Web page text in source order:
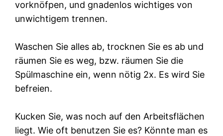
vorknöfpen, und gnadenlos wichtiges von
unwichtigem trennen.
Waschen Sie alles ab, trocknen Sie es ab und
räumen Sie es weg, bzw. räumen Sie die
Spülmaschine ein, wenn nötig 2x. Es wird Sie
befreien.
Kucken Sie, was noch auf den Arbeitsflächen
liegt. Wie oft benutzen Sie es? Könnte man es